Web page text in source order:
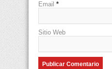
Email *
Sitio Web